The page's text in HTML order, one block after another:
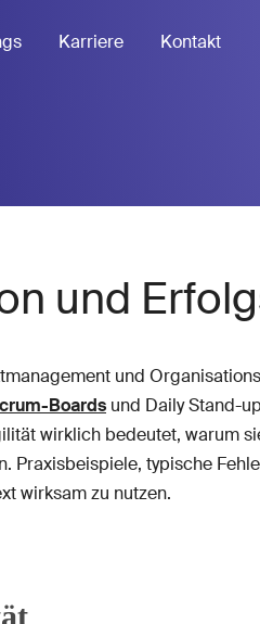
Karriere Kontakt
und
und
Boards und Daily Stand-
wirklich bedeutet, warum
typische
wirksam zu nutzen.